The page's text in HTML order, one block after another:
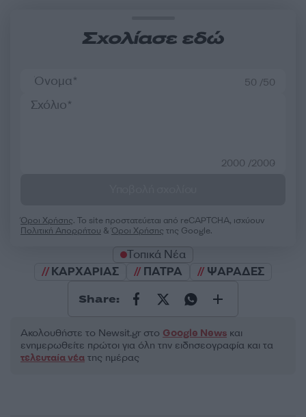
Σχολίασε εδώ
50 /50
2000 /2000
Όροι Χρήσης. Το site προστατεύεται από reCAPTCHA, ισχύουν
Πολιτική Απορρήτου &Όροι Χρήσης της Google.
Τοπικά Νέα
ΚΑΡΧΑΡΙΑΣ
ΠΑΤΡΑ ΨΑΡΑΔΕΣ
Share:
Ακολουθήστε το Νewsit.gr στο Google News και
ενημερωθείτε πρώτοι για όλη την ειδησεογραφία και τα
τελευταία νέα της ημέρας